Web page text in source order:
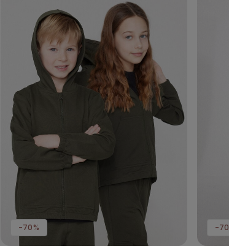
-70% -